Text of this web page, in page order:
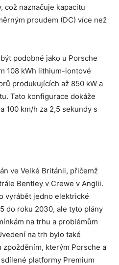
což naznačuje kapacitu
proudem (DC) více než
podobné jako u Porsche
108 kWh lithium-iontové
produkujících až 850 kW a
Tato konfigurace dokáže
100 km/h za 2,5 sekundy s
ve Velké Británii, přičemž
Bentley v Crewe v Anglii.
vyrábět jedno elektrické
do roku 2030, ale tyto plány
na trhu a problémům
na trh bylo také
kterým Porsche a
platformy Premium